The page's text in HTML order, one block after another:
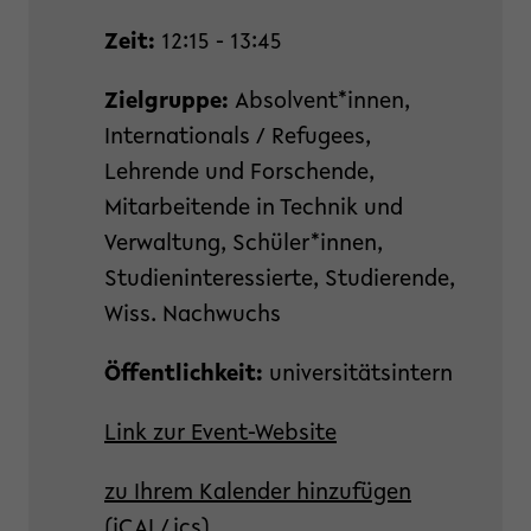
Zeit: 12:15 - 13:45
Zielgruppe: Absolvent*innen,
Internationals / Refugees,
Lehrende und Forschende,
Mitarbeitende in Technik und
Verwaltung, Schüler*innen,
Studieninteressierte, Studierende,
Wiss. Nachwuchs
Öffentlichkeit: universitätsintern
Link zur Event-Website
zu Ihrem Kalender hinzufügen